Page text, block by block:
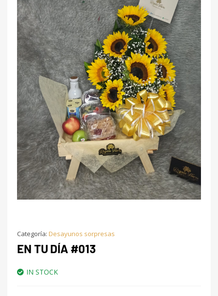
Categoría: Desayunos sorpresas
EN TU DÍA #013
IN STOCK